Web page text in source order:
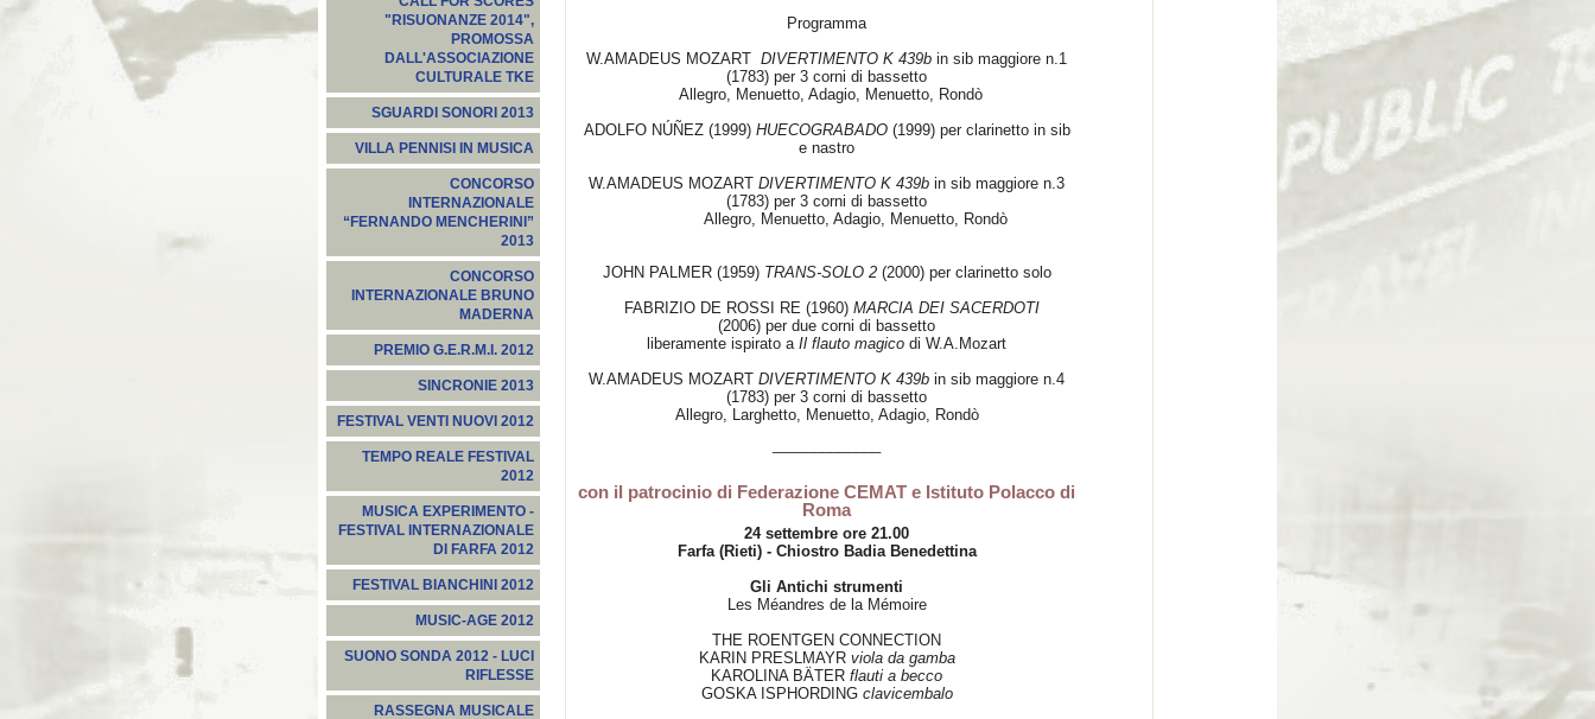
"RISUONANZE 2014",
PROMOSSA
DALL'ASSOCIAZIONE
CULTURALE TKE
SGUARDI SONORI 2013
VILLA PENNISI IN MUSICA
CONCORSO
INTERNAZIONALE
“FERNANDO MENCHERINI”
2013
CONCORSO
INTERNAZIONALE BRUNO
MADERNA
PREMIO G.E.R.M.I. 2012
SINCRONIE 2013
FESTIVAL VENTI NUOVI 2012
TEMPO REALE FESTIVAL
2012
MUSICA EXPERIMENTO -
FESTIVAL INTERNAZIONALE
DI FARFA 2012
FESTIVAL BIANCHINI 2012
MUSIC-AGE 2012
SUONO SONDA 2012 - LUCI
RIFLESSE
RASSEGNA MUSICALE
Programma
W.AMADEUS MOZART DIVERTIMENTO K 439b in sib maggiore n.1
(1783) per 3 corni di bassetto
Allegro, Menuetto, Adagio, Menuetto, Rondò
ADOLFO NÚÑEZ (1999) HUECOGRABADO(1999) per clarinetto in sib
e nastro
W.AMADEUS MOZART DIVERTIMENTO K 439b in sib maggiore n.3
(1783) per 3 corni di bassetto
Allegro, Menuetto, Adagio, Menuetto, Rondò
JOHN PALMER (1959) TRANS-SOLO 2(2000) per clarinetto solo
FABRIZIO DE ROSSI RE (1960) MARCIA DEI SACERDOTI
(2006) per due corni di bassetto
liberamente ispirato aIl flauto magico di W.A.Mozart
W.AMADEUS MOZART DIVERTIMENTO K 439b in sib maggiore n.4
(1783) per 3 corni di bassetto
Allegro, Larghetto, Menuetto, Adagio, Rondò
con il patrocinio di Federazione CEMAT e Istituto Polacco di
Roma
24 settembre ore 21.00
Farfa (Rieti) - Chiostro Badia Benedettina
Gli Antichi strumenti
Les Méandres de la Mémoire
THE ROENTGEN CONNECTION
KARIN PRESLMAYRviola da gamba
KAROLINA BÄTER flauti a becco
GOSKA ISPHORDING clavicembalo